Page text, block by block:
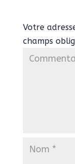
Votre
champs